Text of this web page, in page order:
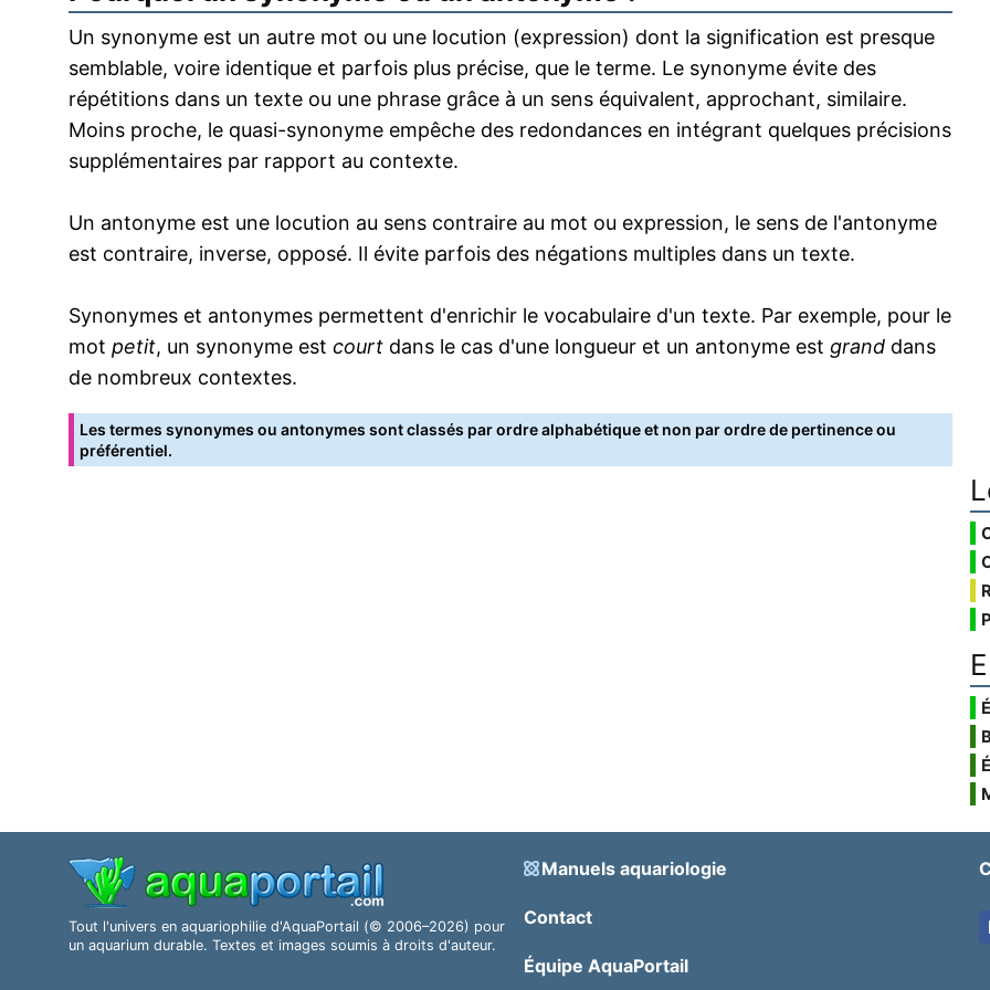
Un synonyme est un autre mot ou une locution (expression) dont la signification est presque
semblable, voire identique et parfois plus précise, que le terme. Le synonyme évite des
répétitions dans un texte ou une phrase grâce à un sens équivalent, approchant, similaire.
Moins proche, le quasi-synonyme empêche des redondances en intégrant quelques précisions
supplémentaires par rapport au contexte.
Un antonyme est une locution au sens contraire au mot ou expression, le sens de l'antonyme
est contraire, inverse, opposé. Il évite parfois des négations multiples dans un texte.
Synonymes et antonymes permettent d'enrichir le vocabulaire d'un texte. Par exemple, pour le
mot petit, un synonyme est court dans le cas d'une longueur et un antonyme est grand dans
de nombreux contextes.
Les termes synonymes ou antonymes sont classés par ordre alphabétique et non par ordre de pertinence ou
préférentiel.
Tout l'univers en aquariophilie d'AquaPortail (© 2006–2026) pour
un aquarium durable. Textes et images soumis à droits d'auteur.
Manuels aquariologie
Contact
Équipe AquaPortail